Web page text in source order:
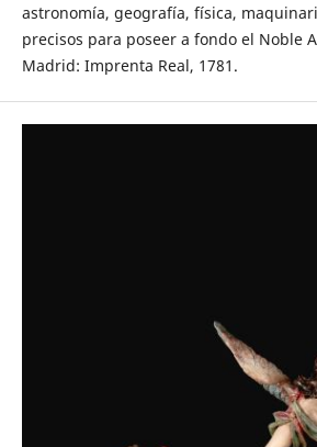
astronomía, geografía, física,
precisos para poseer a fondo el Noble
Madrid: Imprenta Real, 1781.